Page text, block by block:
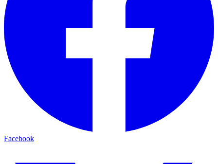
Facebook